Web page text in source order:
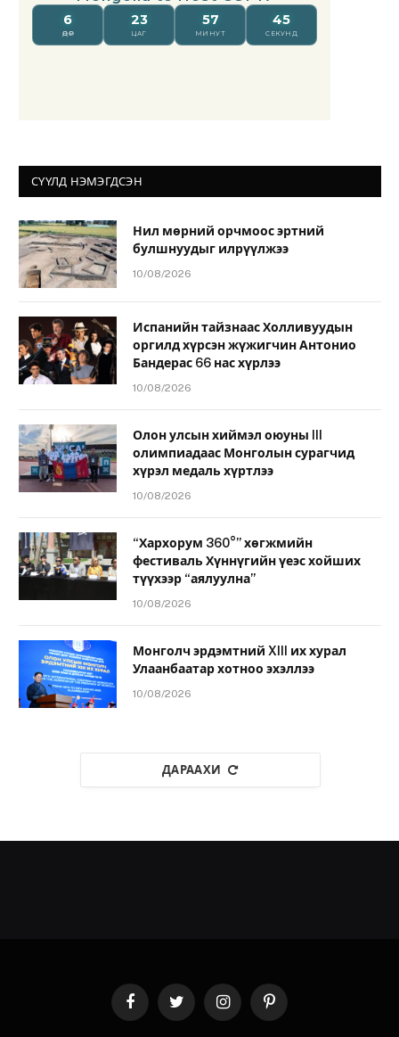
СҮҮЛД НЭМЭГДСЭН
Нил мөрний орчмоос эртний
булшнуудыг илрүүлжээ
10/08/2026
Испанийн тайзнаас Холливуудын
оргилд хүрсэн жүжигчин Антонио
Бандерас 66 нас хүрлээ
10/08/2026
Олон улсын хиймэл оюуны III
олимпиадаас Монголын сурагчид
хүрэл медаль хүртлээ
10/08/2026
“Хархорум 360°” хөгжмийн
фестиваль Хүннүгийн үеэс хойших
түүхээр “аялуулна”
10/08/2026
Монголч эрдэмтний XIII их хурал
Улаанбаатар хотноо эхэллээ
10/08/2026
ДАРААХИ
FacebookTwitter InstagramPinterest